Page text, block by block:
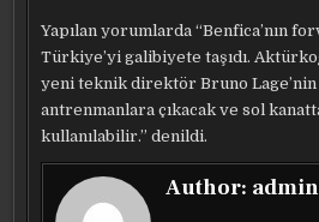
Yapılan yorumlarda “Benfica’nın
Türkiye’yi galibiyete taşıdı.
yeni teknik direktör Bruno Lage’nin
antrenmanlara çıkacak ve sol
kullanılabilir.” denildi.
Author: admin